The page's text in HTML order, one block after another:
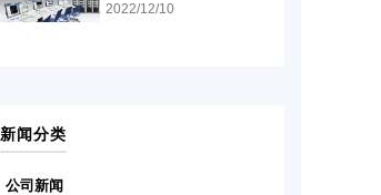
2022/12/10
新闻分类
公司新闻